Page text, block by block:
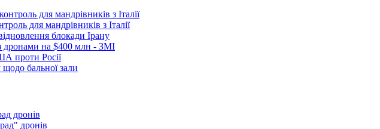
для мандрівників з Італії
блокади Ірану
дронами на $400 млн - ЗМІ
проти Росії
щодо бальної зали
дронів